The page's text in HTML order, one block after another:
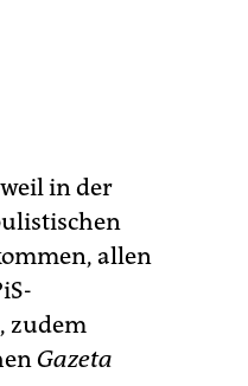
in der
allen
zudem
Gazeta